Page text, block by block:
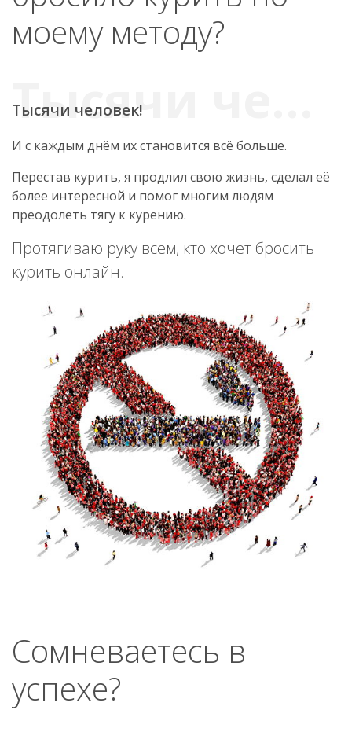
моему методу?
Тысячи человек!
И с каждым днём их становится всё больше.
Перестав курить, я продлил свою жизнь, сделал её
более интересной и помог многим людям
преодолеть тягу к курению.
Протягиваю руку всем, кто хочет бросить
курить онлайн.
Сомневаетесь в
успехе?